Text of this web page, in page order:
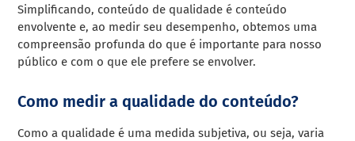
Simplificando, conteúdo de qualidade é conteúdo
envolvente e, ao medir seu desempenho, obtemos uma
compreensão profunda do que é importante para nosso
público e com o que ele prefere se envolver.
Como medir a qualidade do conteúdo?
Como a qualidade é uma medida subjetiva, ou seja, varia